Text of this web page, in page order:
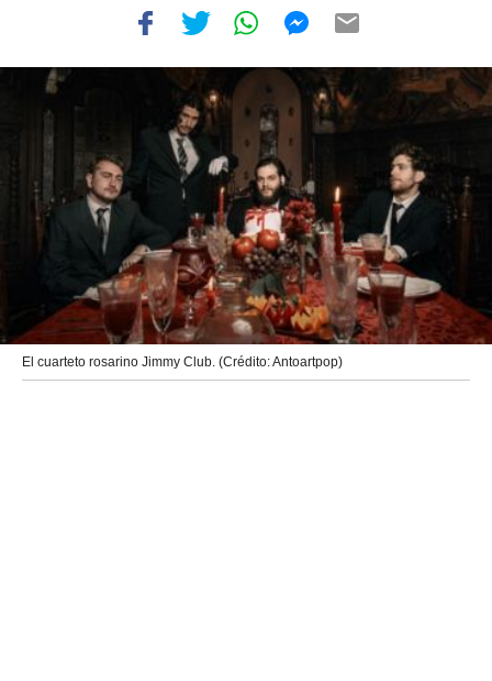
El cuarteto rosarino Jimmy Club. (Crédito: Antoartpop)